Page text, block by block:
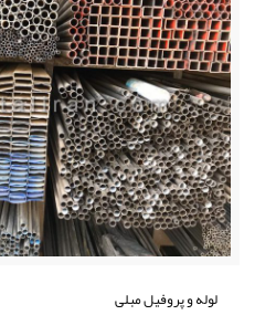
لوله و پروفيل مبلی